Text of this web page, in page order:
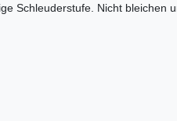
Schleuderstufe. Nicht bleichen